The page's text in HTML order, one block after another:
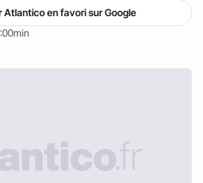
Atlantico en favori sur Google